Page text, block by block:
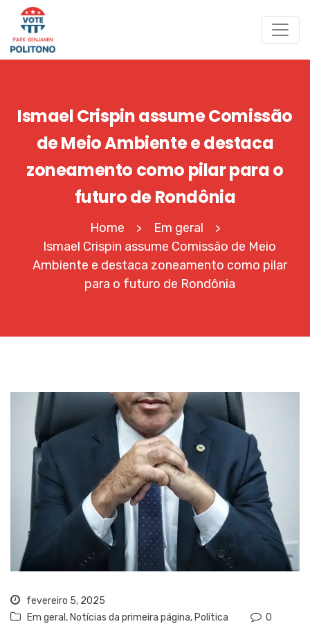
Ismael Crispin assume Comissão
de Meio Ambiente e destaca
zoneamento como pilar para o
futuro de Rondônia
Home > Em geral >
Ismael Crispin assume Comissão de Meio
Ambiente e destaca zoneamento como pilar
para o futuro de Rondônia
fevereiro 5, 2025
Em geral , Notícias da primeira página, Política 0